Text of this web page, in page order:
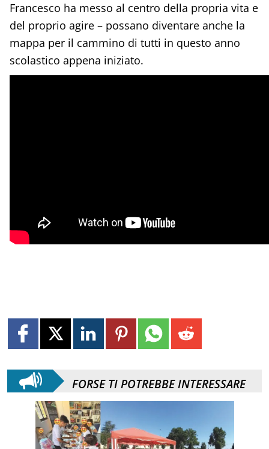
Francesco ha messo al centro della propria vita e
del proprio agire – possano diventare anche la
mappa per il cammino di tutti in questo anno
scolastico appena iniziato.
FORSE TI POTREBBE INTERESSARE